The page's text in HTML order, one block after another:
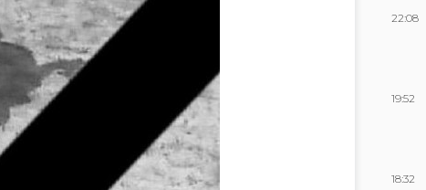
22:08
19:52
18:32